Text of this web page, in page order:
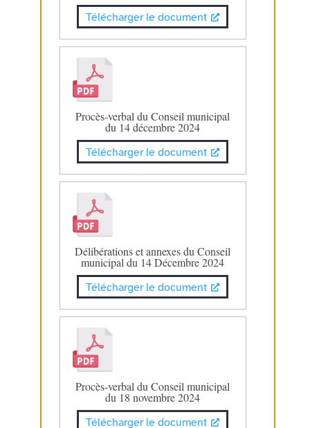
Télécharger le document
Procès-verbal du Conseil municipal
du 14 décembre 2024
Télécharger le document
Délibérations et annexes du Conseil
municipal du 14 Décembre 2024
Télécharger le document
Procès-verbal du Conseil municipal
du 18 novembre 2024
Télécharger le document